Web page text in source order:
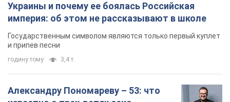
Украины и почему ее боялась Российская
империя: об этом не рассказывают в школе
Государственным символом являются только первый куплет
и припев песни
годину тому 3,4 т.
Александру Пономареву – 53: что